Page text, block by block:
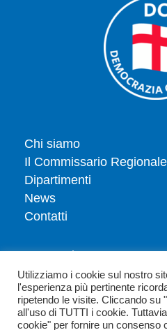
Chi siamo
Il Commissario
Dipartimenti
News
Contatti
Tesserati
Dona
Privacy policy
Politica dei cookie
Utilizziamo i cookie sul nostro
l'esperienza più pertinente
ripetendo le visite. Cliccando su
all'uso di TUTTI i cookie.
cookie" per fornire un consenso